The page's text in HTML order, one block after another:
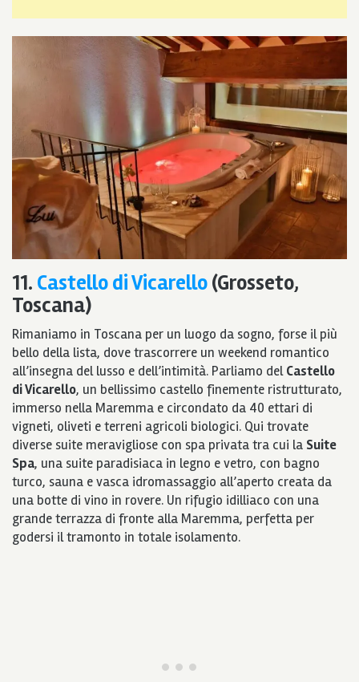
11. Castello di Vicarello(Grosseto,
Toscana)
Rimaniamo in Toscana per un luogo da sogno, forse il più
bello della lista, dove trascorrere un weekend romantico
all’insegna del lusso e dell’intimità. Parliamo delCastello
di Vicarello, un bellissimo castello finemente ristrutturato,
immerso nella Maremma e circondato da 40 ettari di
vigneti, oliveti e terreni agricoli biologici. Qui trovate
diverse suite meravigliose con spa privata tra cui la Suite
Spa, una suite paradisiaca in legno e vetro, con bagno
turco, sauna e vasca idromassaggio all’aperto creata da
una botte di vino in rovere. Un rifugio idilliaco con una
grande terrazza di fronte alla Maremma, perfetta per
godersi il tramonto in totale isolamento.